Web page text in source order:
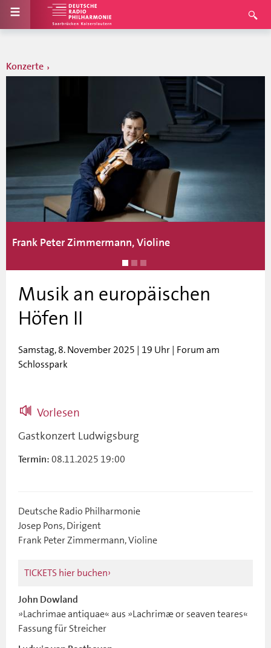
Konzerte
Frank Peter Zimmermann, Violine
Musik an europäischen
Höfen II
Samstag, 8. November 2025 | 19 Uhr | Forum am
Schlosspark
Vorlesen
Gastkonzert Ludwigsburg
Termin: 08.11.2025 19:00
Deutsche Radio Philharmonie
Josep Pons, Dirigent
Frank Peter Zimmermann, Violine
TICKETS hier buchen
John Dowland
»Lachrimae antiquae« aus »Lachrimæ or seaven teares«
Fassung für Streicher